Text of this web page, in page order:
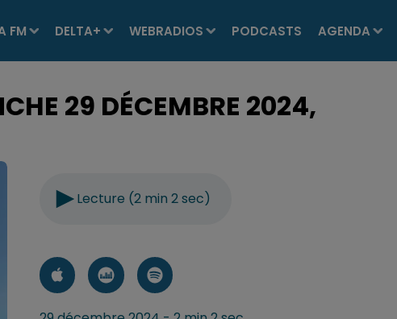
FM DELTA+ WEBRADIOS PODCASTS AGENDA
29 DÉCEMBRE 2024,
Lecture (2 min 2 sec)